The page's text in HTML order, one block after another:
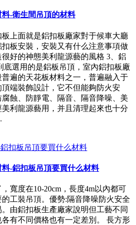
-衛生間吊頂的材料
上面就是鋁扣板廠家對于候車大廳
板安裝，安裝又有什么注意事項做
好的神態美利龍源藝的風格 3、鋁
底選用的是鋁板吊頂，室內鋁扣板廠
遍的天花板材料之一，普遍融入于
端裝飾設計，它不但能夠防火安
蝕、防靜電、隔音、隔音降噪、美
利龍源藝用，并且清理起來也十分
-鋁扣板吊頂要買什么材料
寬度在10-20cm，長度4m以內都可
工裝吊頂。優勢:隔音降噪防火安全
由鋁扣板生產廠家說明但工藝不同
有不同價格也有一定差別。 長方形